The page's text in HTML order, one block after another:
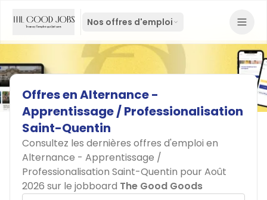
Nos offres d'emploi
OffresenAlternance-
Apprentissage/Professionalisation
Saint-Quentin
Consultez les dernières offres d'emploi en
Alternance - Apprentissage /
Professionalisation Saint-Quentin pour Août
2026 sur le jobboard The Good Goods
Rechercher par job, mot-clé ou entreprise